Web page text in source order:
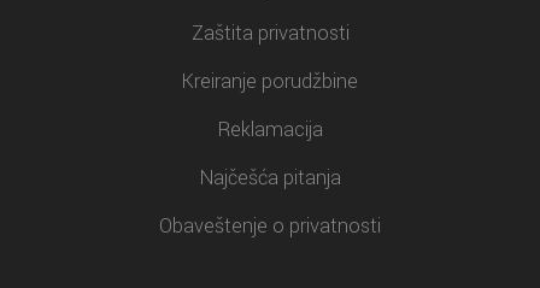
Zaštita privatnosti
Kreiranje porudžbine
Reklamacija
Najčešća pitanja
Obaveštenje o privatnosti